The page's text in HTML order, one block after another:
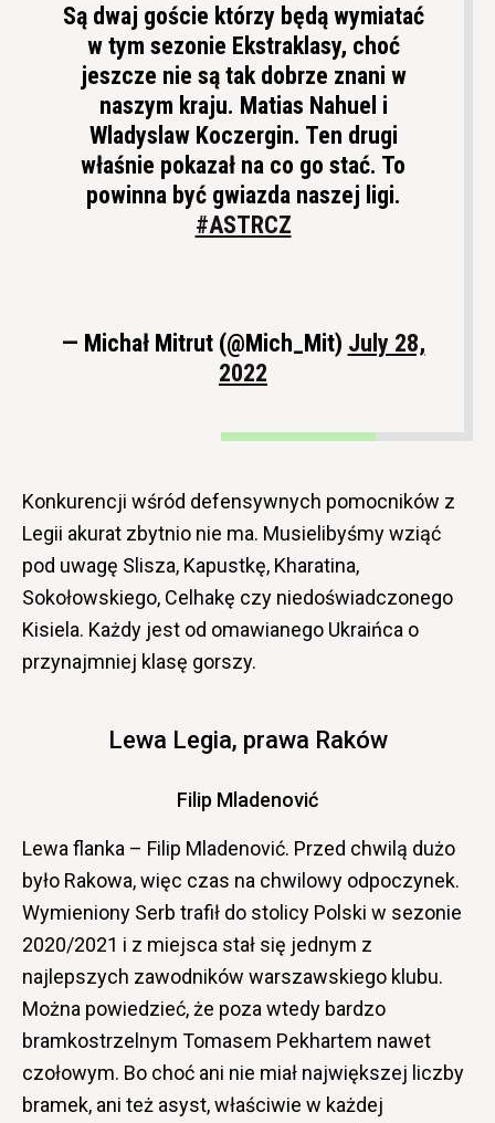
Są dwaj goście którzy będą wymiatać
w tym sezonie Ekstraklasy, choć
jeszcze nie są tak dobrze znani w
naszym kraju. Matias Nahuel i
Wladyslaw Koczergin. Ten drugi
właśnie pokazał na co go stać. To
powinna być gwiazda naszej ligi.
#ASTRCZ
— Michał Mitrut (@Mich_Mit) July 28,
2022
Konkurencji wśród defensywnych pomocników z
Legii akurat zbytnio nie ma. Musielibyśmy wziąć
pod uwagę Slisza, Kapustkę, Kharatina,
Sokołowskiego, Celhakę czy niedoświadczonego
Kisiela. Każdy jest od omawianego Ukraińca o
przynajmniej klasę gorszy.
Lewa Legia, prawa Raków
Filip Mladenović
Lewa flanka – Filip Mladenović. Przed chwilą dużo
było Rakowa, więc czas na chwilowy odpoczynek.
Wymieniony Serb trafił do stolicy Polski w sezonie
2020/2021 i z miejsca stał się jednym z
najlepszych zawodników warszawskiego klubu.
Można powiedzieć, że poza wtedy bardzo
bramkostrzelnym Tomasem Pekhartem nawet
czołowym. Bo choć ani nie miał największej liczby
bramek, ani też asyst, właściwie w każdej